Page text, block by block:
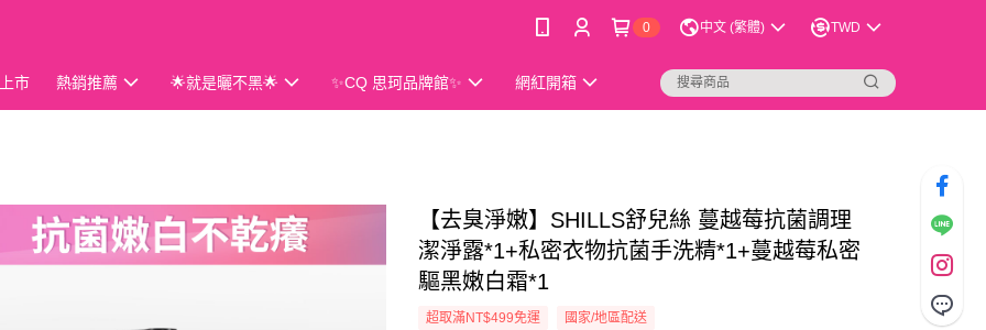
0 中文 (繁體) TWD
市 熱銷推薦 🌟就是曬不黑🌟 ✨CQ 思珂品牌館✨ 網紅開箱
【去臭淨嫩】SHILLS舒兒絲 蔓越莓抗菌調理
潔淨露*1+私密衣物抗菌手洗精*1+蔓越莓私密
驅黑嫩白霜*1
超取滿NT$499免運 國家/地區配送